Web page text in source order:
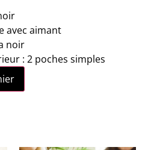
avec aimant
noir
: 2 poches simples